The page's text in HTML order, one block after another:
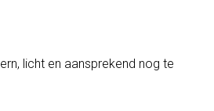
licht en aansprekend nog te